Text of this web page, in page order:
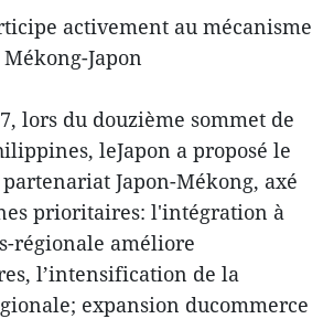
activement au mécanisme
Japon
lors du douzième sommet de
leJapon a proposé le
Japon-Mékong, axé
prioritaires: l'intégration à
régionale améliore
l’intensification de la
expansion ducommerce